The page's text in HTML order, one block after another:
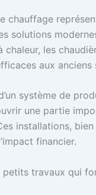
chauffage
solutions
chaleur, les
aux
système de
une partie
installations,
financier.
petits travaux qui